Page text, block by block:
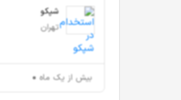
شپکو
تهران
بیش از یک ماه